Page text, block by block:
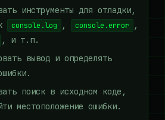
инструменты для отладки,
console.log , console.error ,
, и т.п.
вывод и определять
поиск в исходном коде,
местоположение ошибки.